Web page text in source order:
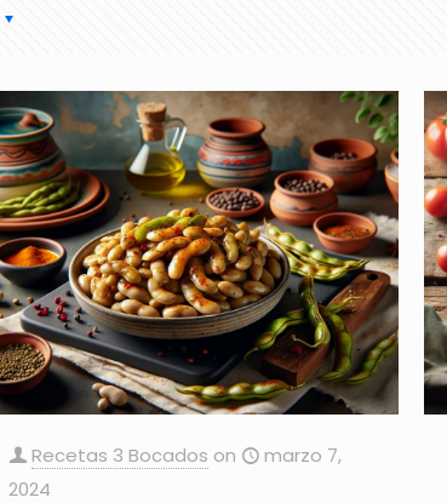
Recetas 3 Bocados on
marzo 7,
2024